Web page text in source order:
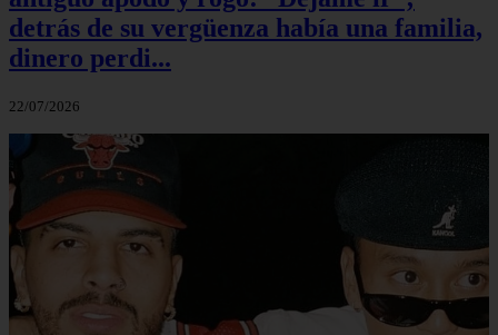
detrás de su vergüenza había una familia,
dinero perdi...
22/07/2026